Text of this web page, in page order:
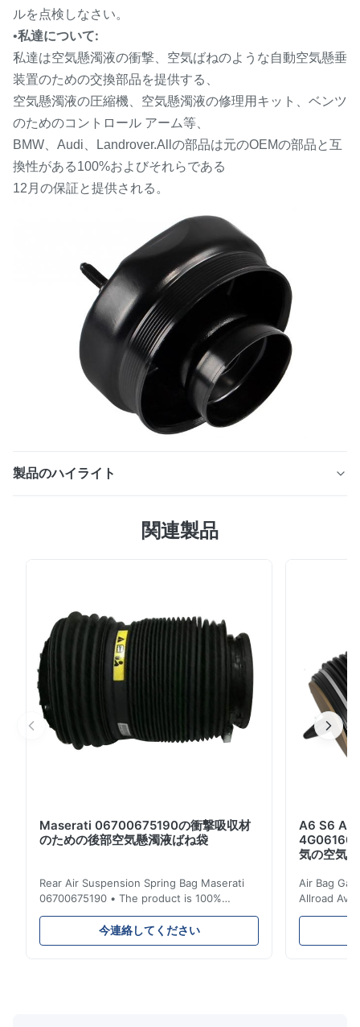
ルを点検しなさい。
•私達について:
私達は空気懸濁液の衝撃、空気ばねのような自動空気懸垂
装置のための交換部品を提供する、
空気懸濁液の圧縮機、空気懸濁液の修理用キット、ベンツ
のためのコントロール アーム等、
BMW、Audi、Landrover.Allの部品は元のOEMの部品と互
換性がある100%およびそれらである
12月の保証と提供される。
製品のハイライト
吸収材の修理用キットの前部空気ばね 商品の細部: メルセ
なさい 銘柄:airfuspesion 年:2005-2013.121 項目高
さ:40.121 モデル名前:1643206113 外的なテストの証
明:ISO9001 車モデル:ベンツW164 GL320 GL350 GL450
GL550 ML450のため ベ...
関連製品
Maserati 06700675190の衝撃吸収材
のための後部空気懸濁液ばね袋
Rear Air Suspension Spring Bag Maserati
06700675190 • The product is 100%
compatible with the original part. Product:
Air Spring & Air Bag OEM No.: 06700675190
Model No.: 06700675190 Position: Rear
今連絡してください
A6 S6 A7
気の空気
Air Bag
Allroad